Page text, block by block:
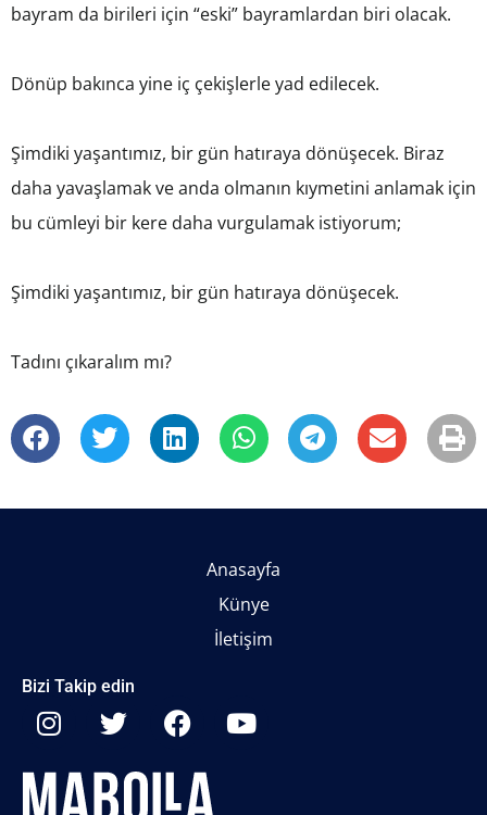
bayram da birileri için “eski” bayramlardan biri olacak.
Dönüp bakınca yine iç çekişlerle yad edilecek.
Şimdiki yaşantımız, bir gün hatıraya dönüşecek. Biraz
daha yavaşlamak ve anda olmanın kıymetini anlamak için
bu cümleyi bir kere daha vurgulamak istiyorum;
Şimdiki yaşantımız, bir gün hatıraya dönüşecek.
Tadını çıkaralım mı?
Anasayfa
Künye
İletişim
Bizi Takip edin